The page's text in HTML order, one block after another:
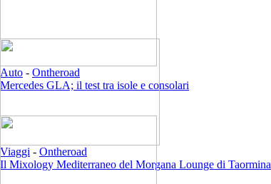
Auto - Ontheroad
Mercedes GLA; il test tra isole e consolari
Viaggi - Ontheroad
Il Mixology Mediterraneo del Morgana Lounge di Taormina